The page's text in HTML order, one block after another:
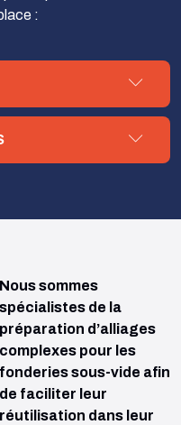
:
Nous sommes
spécialistes de la
préparation d’alliages
complexes pour les
fonderies sous-vide afin
de faciliter leur
réutilisation dans leur